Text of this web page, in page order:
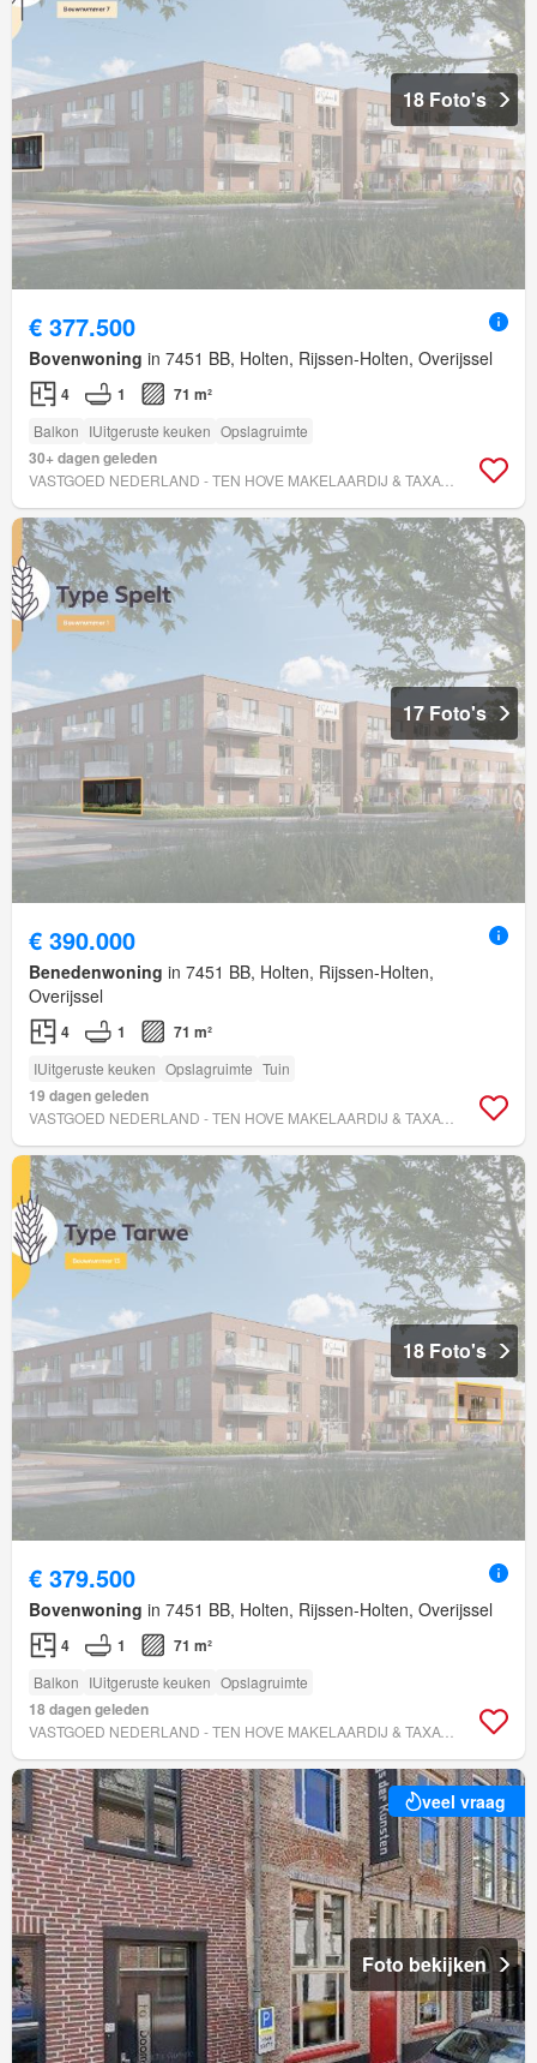
18 Foto's
€ 377.500
Bovenwoning in 7451 BB, Holten, Rijssen-Holten, Overijssel
4 1 71 m²
Balkon IUitgeruste keuken Opslagruimte
30+ dagen geleden
VASTGOED NEDERLAND - TEN HOVE MAKELAARDIJ & TAXATIES
17 Foto's
€ 390.000
Benedenwoning in 7451 BB, Holten, Rijssen-Holten,
Overijssel
4 1 71 m²
IUitgeruste keuken Opslagruimte Tuin
19 dagen geleden
VASTGOED NEDERLAND - TEN HOVE MAKELAARDIJ & TAXATIES
18 Foto's
€ 379.500
Bovenwoning in 7451 BB, Holten, Rijssen-Holten, Overijssel
4 1 71 m²
Balkon IUitgeruste keuken Opslagruimte
18 dagen geleden
VASTGOED NEDERLAND - TEN HOVE MAKELAARDIJ & TAXATIES
veel vraag
Foto bekijken